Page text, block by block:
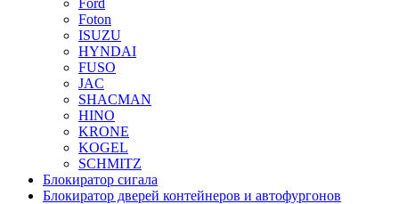
Foton
ISUZU
HYNDAI
FUSO
JAC
SHACMAN
HINO
KRONE
KOGEL
SCHMITZ
Блокиратор сигала
Блокиратор дверей контейнеров и автофургонов